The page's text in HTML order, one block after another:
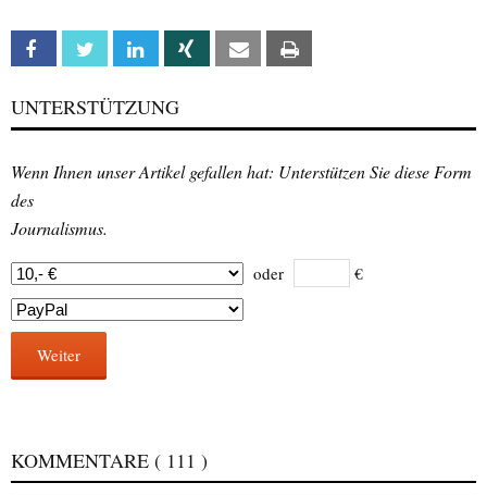
Facebook Twitter Linkedin Xing Email
UNTERSTÜTZUNG
Wenn Ihnen unser Artikel gefallen hat: Unterstützen Sie diese Form
des
Journalismus.
oder €
Weiter
KOMMENTARE ( 111 )